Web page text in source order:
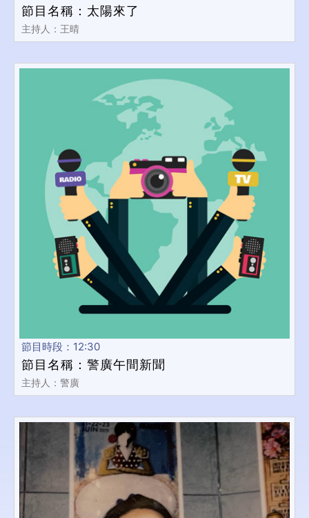
節目名稱：太陽來了
主持人：王晴
節目時段：12:30
節目名稱：警廣午間新聞
主持人：警廣